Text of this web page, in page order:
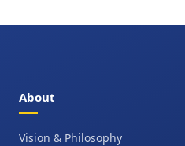
About
Vision & Philosophy